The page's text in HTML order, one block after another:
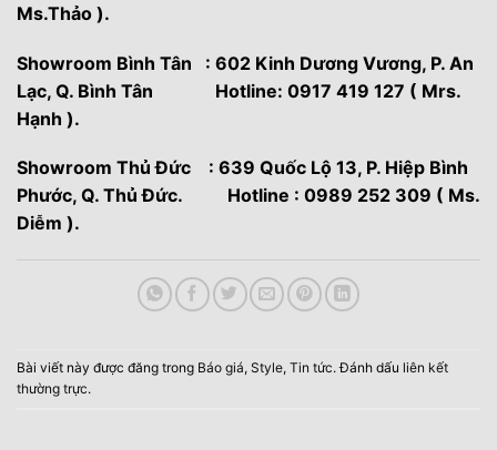
Ms.Thảo ).
Showroom Bình Tân : 602 Kinh Dương Vương, P. An
Lạc, Q. Bình Tân Hotline: 0917 419 127 ( Mrs.
Hạnh ).
Showroom Thủ Đức : 639 Quốc Lộ 13, P. Hiệp Bình
Phước, Q. Thủ Đức. Hotline : 0989 252 309 ( Ms.
Diễm ).
Bài viết này được đăng trong Báo giá, Style, Tin tức. Đánh dấu liên kết
thường trực.